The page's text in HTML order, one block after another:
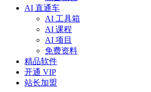
AI 直通车
AI 工具箱
AI 课程
AI 项目
免费资料
精品软件
开通 VIP
站长加盟